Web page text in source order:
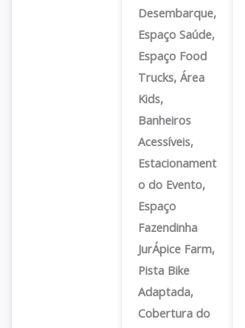
Desembarque,
Espaço Saúde,
Espaço Food
Trucks, Área
Kids,
Banheiros
Acessíveis,
Estacionament
o do Evento,
Espaço
Fazendinha
JurÁpice Farm,
Pista Bike
Adaptada,
Cobertura do